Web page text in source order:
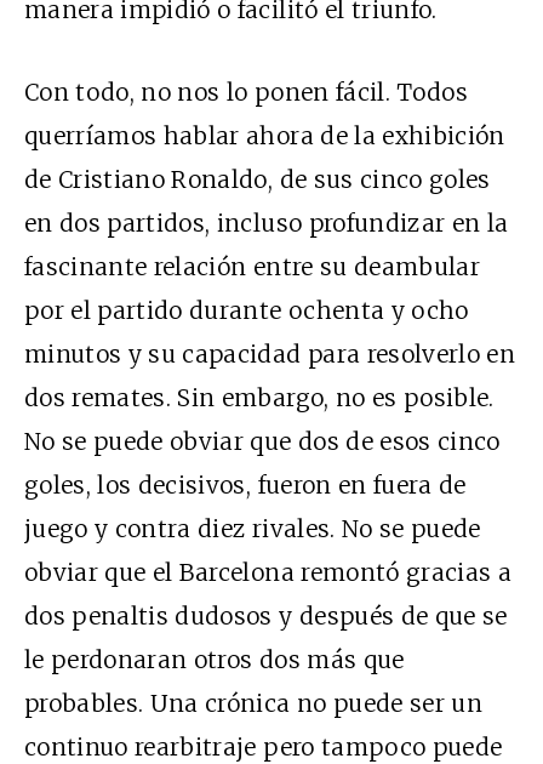
manera impidió o facilitó el triunfo.
Con todo, no nos lo ponen fácil. Todos
querríamos hablar ahora de la exhibición
de Cristiano Ronaldo, de sus cinco goles
en dos partidos, incluso profundizar en la
fascinante relación entre su deambular
por el partido durante ochenta y ocho
minutos y su capacidad para resolverlo en
dos remates. Sin embargo, no es posible.
No se puede obviar que dos de esos cinco
goles, los decisivos, fueron en fuera de
juego y contra diez rivales. No se puede
obviar que el Barcelona remontó gracias a
dos penaltis dudosos y después de que se
le perdonaran otros dos más que
probables. Una crónica no puede ser un
continuo rearbitraje pero tampoco puede